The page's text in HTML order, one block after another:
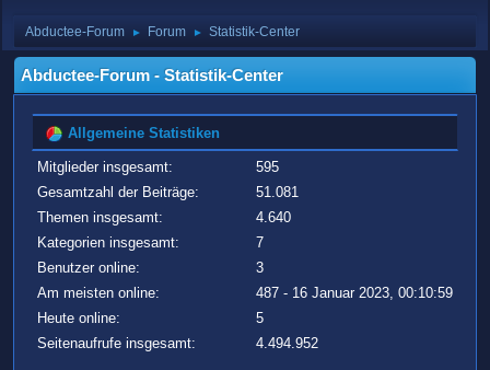
Abductee-Forum ► Forum ► Statistik-Center
Abductee-Forum - Statistik-Center
Allgemeine Statistiken
Mitglieder insgesamt:
595
Gesamtzahl der Beiträge:
51.081
Themen insgesamt:
4.640
Kategorien insgesamt:
7
Benutzer online:
3
Am meisten online:
487 - 16 Januar 2023, 00:10:59
Heute online:
5
Seitenaufrufe insgesamt:
4.494.952